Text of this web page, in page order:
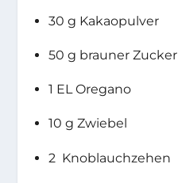
30 g Kakaopulver
50 g brauner Zucker
1 EL Oregano
10 g Zwiebel
2 Knoblauchzehen